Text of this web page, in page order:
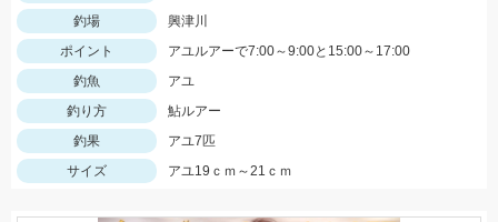
釣場
興津川
ポイント
アユルアーで7:00～9:00と15:00～17:00
釣魚
アユ
釣り方
鮎ルアー
釣果
アユ7匹
サイズ
アユ19ｃｍ～21ｃｍ